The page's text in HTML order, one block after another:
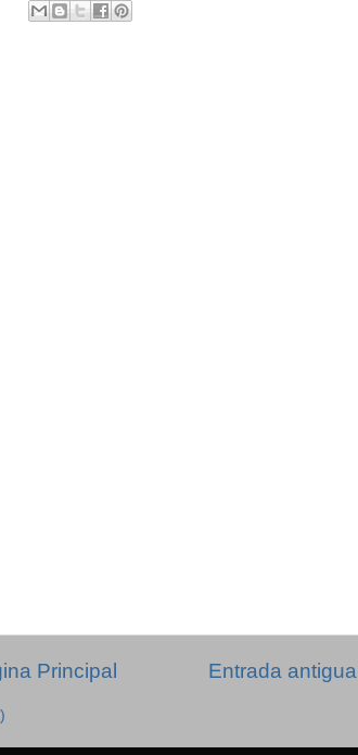
Entrada antigua
Principal